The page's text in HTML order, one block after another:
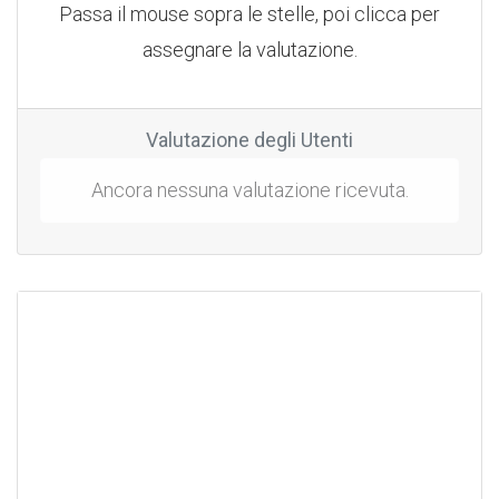
Passa il mouse sopra le stelle, poi clicca per
assegnare la valutazione.
Valutazione degli Utenti
Ancora nessuna valutazione ricevuta.